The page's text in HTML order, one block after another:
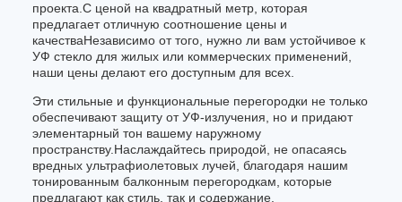
проекта.С ценой на квадратный метр, которая
предлагает отличную соотношение цены и
качестваНезависимо от того, нужно ли вам устойчивое к
УФ стекло для жилых или коммерческих применений,
наши цены делают его доступным для всех.
Эти стильные и функциональные перегородки не только
обеспечивают защиту от УФ-излучения, но и придают
элементарный тон вашему наружному
пространству.Наслаждайтесь природой, не опасаясь
вредных ультрафиолетовых лучей, благодаря нашим
тонированным балконным перегородкам, которые
предлагают как стиль, так и содержание.